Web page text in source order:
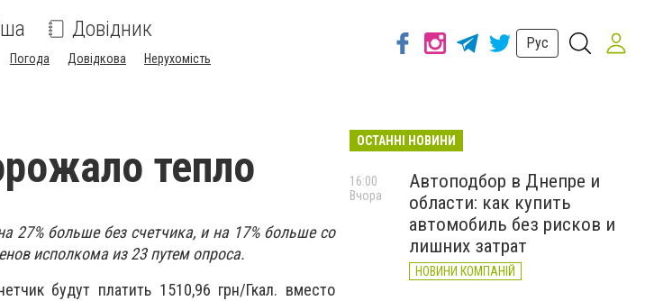
Довідник
Погода Довідкова Нерухомість
Рус
тепло
27% больше без счетчика, и на 17% больше со
исполкома из 23 путем опроса.
будут платить 1510,96 грн/Гкал. вместо
ОСТАННІ НОВИНИ
Автоподбор в Днепре и
области: как купить
автомобиль без рисков и
лишних затрат
НОВИНИ КОМПАНІЙ
16:00
Вчора